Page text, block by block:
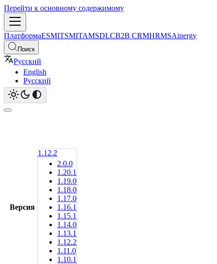
Перейти к основному содержимому
ПлатформаESMITSMITAMSDLCB2B CRMHRMSAinergy
Поиск
Русский
English
Русский
Версия
1.12.2
2.0.0
1.20.1
1.19.0
1.18.0
1.17.0
1.16.1
1.15.1
1.14.0
1.13.1
1.12.2
1.11.0
1.10.1